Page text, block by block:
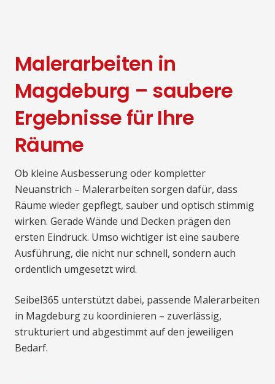
Malerarbeiten in
Magdeburg – saubere
Ergebnisse für Ihre
Räume
Ob kleine Ausbesserung oder kompletter
Neuanstrich – Malerarbeiten sorgen dafür, dass
Räume wieder gepflegt, sauber und optisch stimmig
wirken. Gerade Wände und Decken prägen den
ersten Eindruck. Umso wichtiger ist eine saubere
Ausführung, die nicht nur schnell, sondern auch
ordentlich umgesetzt wird.
Seibel365 unterstützt dabei, passende Malerarbeiten
in Magdeburg zu koordinieren – zuverlässig,
strukturiert und abgestimmt auf den jeweiligen
Bedarf.